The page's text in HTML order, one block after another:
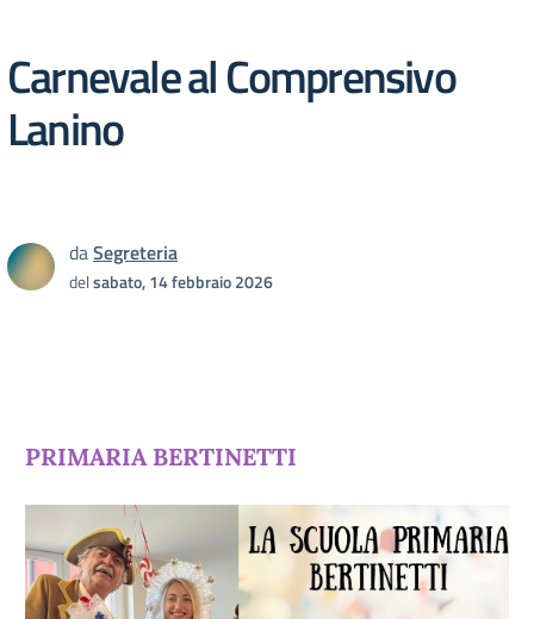
Carnevale al Comprensivo
Lanino
daSegreteria
delsabato, 14 febbraio 2026
PRIMARIA BERTINETTI